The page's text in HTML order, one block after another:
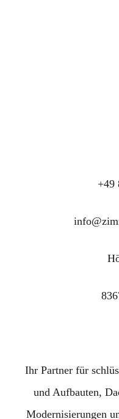
+49
Ihr Partner für
und Aufbauten,
Modernisierungen